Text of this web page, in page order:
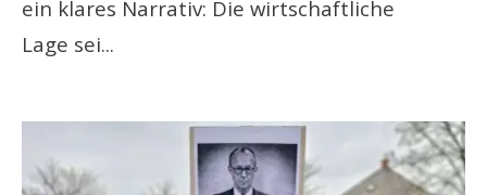
ein klares Narrativ: Die wirtschaftliche
Lage sei...